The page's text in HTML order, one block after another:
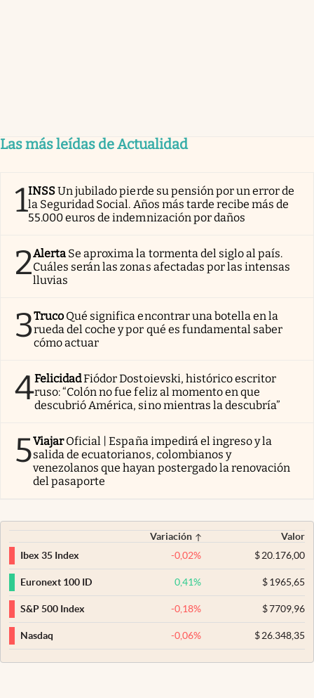
Las más leídas de Actualidad
1INSSUn jubilado pierde su pensión por un error de
la Seguridad Social. Años más tarde recibe más de
55.000 euros de indemnización por daños
2Alerta Se aproxima la tormenta del siglo al país.
Cuáles serán las zonas afectadas por las intensas
lluvias
3Truco Qué significa encontrar una botella en la
rueda del coche y por qué es fundamental saber
cómo actuar
4FelicidadFiódor Dostoievski, histórico escritor
ruso: “Colón no fue feliz al momento en que
descubrió América, sino mientras la descubría”
5Viajar Oficial | España impedirá el ingreso y la
salida de ecuatorianos, colombianos y
venezolanos que hayan postergado la renovación
del pasaporte
Variación
Valor
Ibex 35 Index
-0,02% $20.176,00
Euronext 100 ID 0,41% $1965,65
S&P 500 Index -0,18% $7709,96
Nasdaq -0,06% $26.348,35